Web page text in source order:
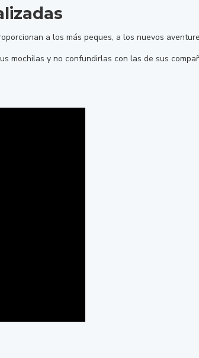
a los más peques, a los nuevos
mochilas y no confundirlas con las de sus